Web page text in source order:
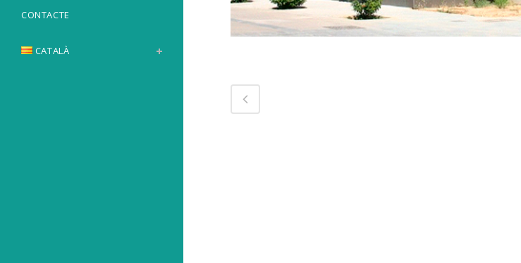
CONTACTE
CATALÀ